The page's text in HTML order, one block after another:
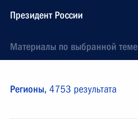
Президент России
Материалы по выбранной теме
Регионы, 4753 результата